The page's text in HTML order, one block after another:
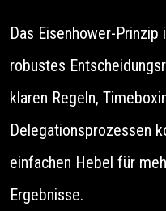
Das Eisenhower-
robustes
klaren Regeln,
Delegationsprozessen
einfachen Hebel für
Ergebnisse.